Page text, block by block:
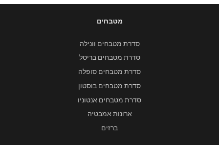
מטבחים
סדרת מטבחים וונילה
סדרת מטבחים בריסל
סדרת מטבחים סופלה
סדרת מטבחים בוסטון
סדרת מטבחים אנטוניו
ארונות אמבטיה
ברזים